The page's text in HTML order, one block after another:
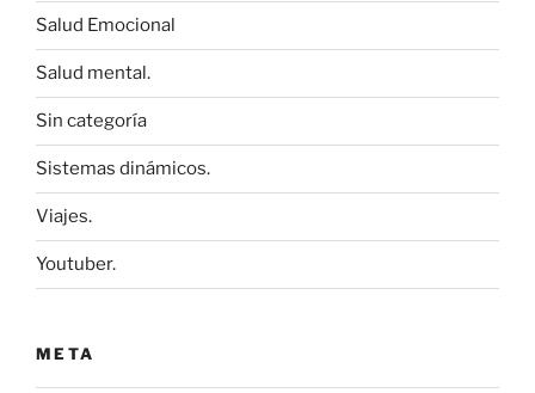
Salud Emocional
Salud mental.
Sin categoría
Sistemas dinámicos.
Viajes.
Youtuber.
META